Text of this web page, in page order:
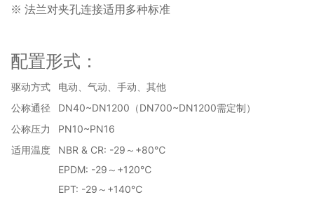
※ 法兰对夹孔连接适用多种标准
配置形式：
驱动方式
电动、气动、手动、其他
公称通径
DN40~DN1200（DN700~DN1200需定制）
公称压力
PN10~PN16
适用温度
NBR & CR: -29～+80℃
EPDM: -29～+120℃
EPT: -29～+140℃